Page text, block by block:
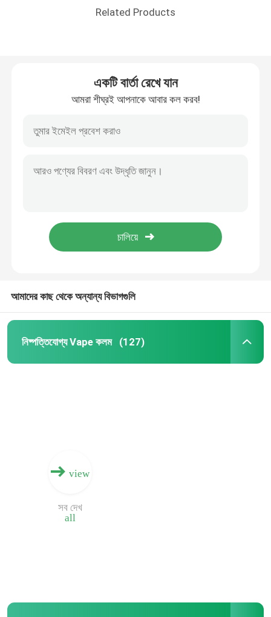
Related Products
একটি বার্তা রেখে যান
আমরা শীঘ্রই আপনাকে আবার কল করব!
আমাদের কাছ থেকে অন্যান্য বিভাগগুলি
নিষ্পত্তিযোগ্য Vape কলম (127)
view
all
সব দেখ